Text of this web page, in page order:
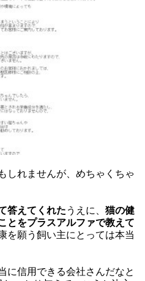
しれませんが、めちゃくちゃ
答えてくれた うえに、 猫の健
とをプラスアルファで教えて
を願う飼い主にとっては本当
に信用できる会社さんだなと